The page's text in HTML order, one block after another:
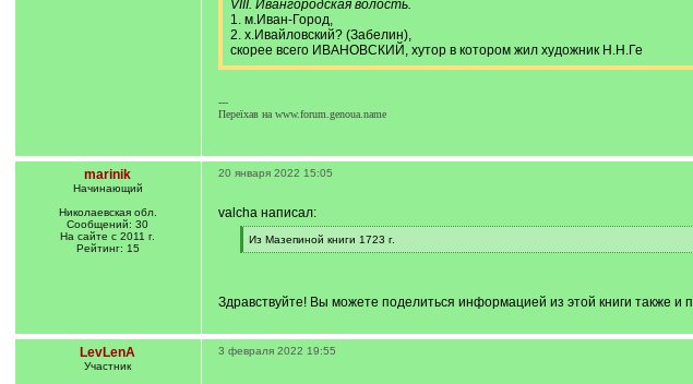
VIII. Ивангородская волость.
1. м.Иван-Город,
2. х.Ивайловский? (Забелин),
скорее всего ИВАНОВСКИЙ, хутор в котором жил художник Н.Н.Ге
---
Переїхав на www.forum.genoua.name
marinik
Начинающий
Николаевская обл.
Сообщений: 30
На сайте с 2011 г.
Рейтинг: 15
20 января 2022 15:05
valcha написал:
[
q
Из Мазепиной книги 1723 г.
[
Здравствуйте! Вы можете поделиться информацией из этой книги также
LevLenA
Участник
3 февраля 2022 19:55